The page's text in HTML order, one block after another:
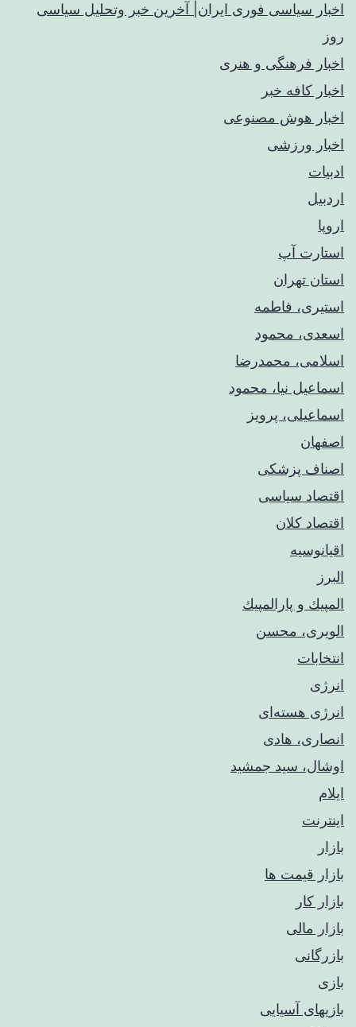
اخبار سیاسی فوری ایران| آخرین خبر وتحلیل سیاسی
روز
اخبار فرهنگی و هنری
اخبار کافه خبر
اخبار هوش مصنوعی
اخبار ورزشی
ادبیات
اردبیل
اروپا
استارت آپ
استان تهران
استیری، فاطمه
اسعدی، محمود
اسلامی، محمدرضا
اسماعیل نیا، محمود
اسماعیلی، پرویز
اصفهان
اصناف پزشکی
اقتصاد سیاسی
اقتصاد کلان
اقیانوسیه
البرز
المپيك و پارالمپيك
الویری، محسن
انتخابات
انرژی
انرژی هسته‌ای
انصاری، هادی
اوشال، سید جمشید
ایلام
اینترنت
بازار
بازار قیمت ها
بازار کار
بازار مالی
بازرگانی
بازی
بازیهای آسیایی